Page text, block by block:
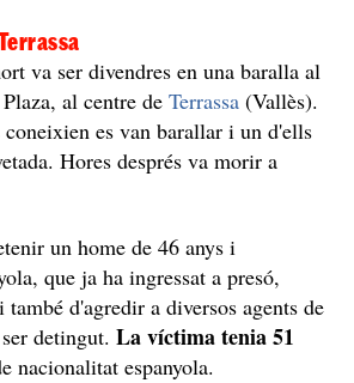
va ser divendres en una baralla al
al centre de Terrassa (Vallès).
coneixien es van barallar i un d'ells
Hores després va morir a
un home de 46 anys i
que ja ha ingressat a presó,
d'agredir a diversos agents de
detingut. La víctima tenia 51
nacionalitat espanyola.